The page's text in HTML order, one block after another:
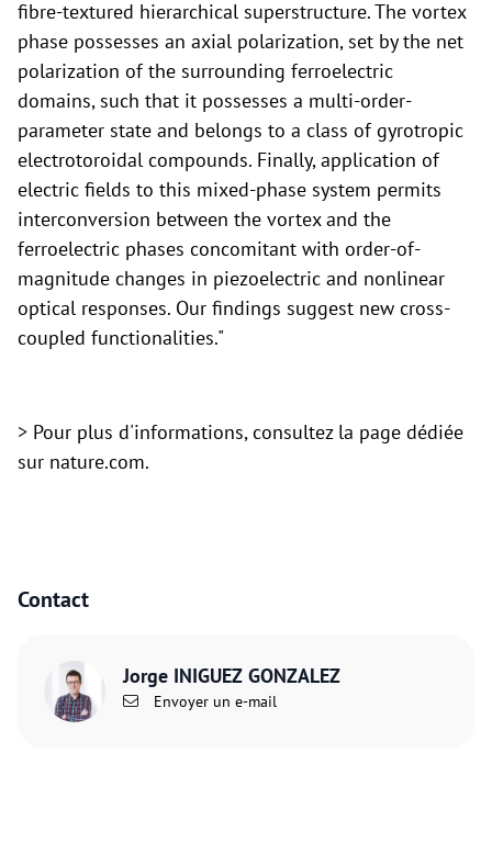
Contact
Jorge INIGUEZ GONZALEZ
Envoyer un e-mail
fibre-textured hierarchical superstructure. The vortex
phase possesses an axial polarization, set by the net
polarization of the surrounding ferroelectric
domains, such that it possesses a multi-order-
parameter state and belongs to a class of gyrotropic
electrotoroidal compounds. Finally, application of
electric fields to this mixed-phase system permits
interconversion between the vortex and the
ferroelectric phases concomitant with order-of-
magnitude changes in piezoelectric and nonlinear
optical responses. Our findings suggest new cross-
coupled functionalities."
> Pour plus d'informations, consultez la page dédiée
sur nature.com.